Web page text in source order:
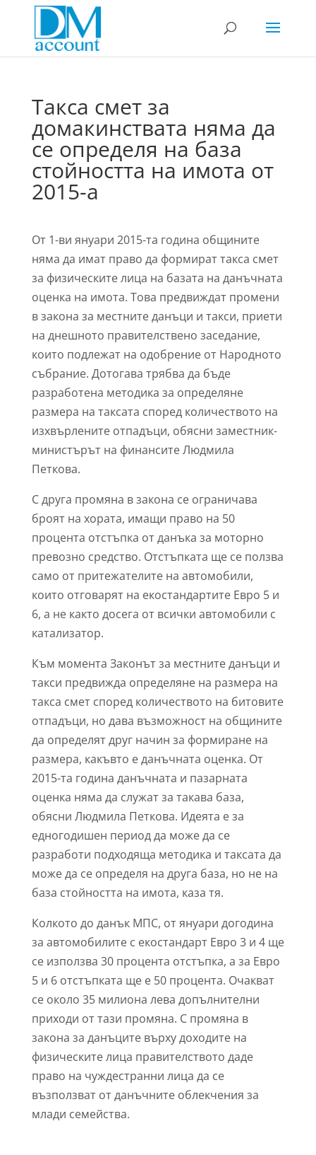
Такса смет за
домакинствата няма да
се определя на база
стойността на имота от
2015-а
От 1-ви януари 2015-та година общините
няма да имат право да формират такса смет
за физическите лица на базата на данъчната
оценка на имота. Това предвиждат промени
в закона за местните данъци и такси, приети
на днешното правителствено заседание,
които подлежат на одобрение от Народното
събрание. Дотогава трябва да бъде
разработена методика за определяне
размера на таксата според количеството на
изхвърлените отпадъци, обясни заместник-
министърът на финансите Людмила
Петкова.
С друга промяна в закона се ограничава
броят на хората, имащи право на 50
процента отстъпка от данъка за моторно
превозно средство. Отстъпката ще се ползва
само от притежателите на автомобили,
които отговарят на екостандартите Евро 5 и
6, а не както досега от всички автомобили с
катализатор.
Към момента Законът за местните данъци и
такси предвижда определяне на размера на
такса смет според количеството на битовите
отпадъци, но дава възможност на общините
да определят друг начин за формиране на
размера, какъвто е данъчната оценка. От
2015-та година данъчната и пазарната
оценка няма да служат за такава база,
обясни Людмила Петкова. Идеята е за
едногодишен период да може да се
разработи подходяща методика и таксата да
може да се определя на друга база, но не на
база стойността на имота, каза тя.
Колкото до данък МПС, от януари догодина
за автомобилите с екостандарт Евро 3 и 4 ще
се използва 30 процента отстъпка, а за Евро
5 и 6 отстъпката ще е 50 процента. Очакват
се около 35 милиона лева допълнителни
приходи от тази промяна. С промяна в
закона за данъците върху доходите на
физическите лица правителството даде
право на чуждестранни лица да се
възползват от данъчните облекчения за
млади семейства.